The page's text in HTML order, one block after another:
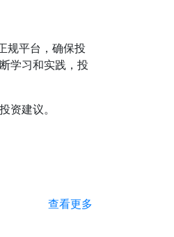
规平台，确保投
学习和实践，投
资建议。
查看更多